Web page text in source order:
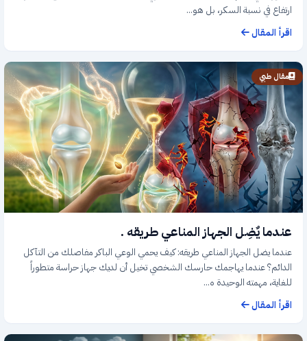
ارتفاع في نسبة السكر، بل هو...
اقرأ المقال
مقال طبي
عندما يٌضِل الجهاز المناعي طريقه .
عندما يضل الجهاز المناعي طريقه: كيف يحمي الوعي الباكر مفاصلك من التآكل
الدائم؟ عندما يهاجمك حارسك الشخصي تخيل أن لديك جهاز حراسة متطوراً
للغاية، مهمته الوحيدة ه...
اقرأ المقال